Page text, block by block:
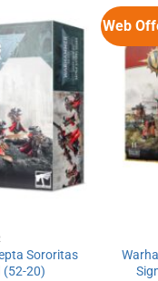
Sororitas
(52-20)
Web